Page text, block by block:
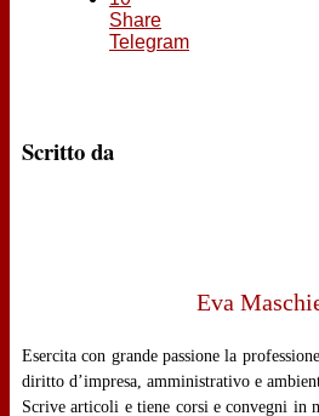
Share
Telegram
Scritto da
Eva
Esercita con grande passione la
diritto d’impresa, amministrativo e
Scrive articoli e tiene corsi e convegni in